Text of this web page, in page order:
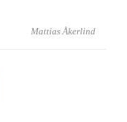
Mattias Åkerlind